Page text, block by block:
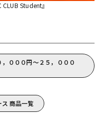
Student』
０００円～２５，０００
商品一覧